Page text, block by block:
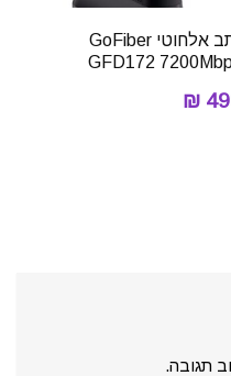
נתב אלחוטי ‏GoFiber
GFD172
תגובה.